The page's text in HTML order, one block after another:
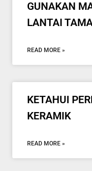
GUNAKAN
LANTAI
READ MORE »
KETAHUI
KERAMIK
READ MORE »